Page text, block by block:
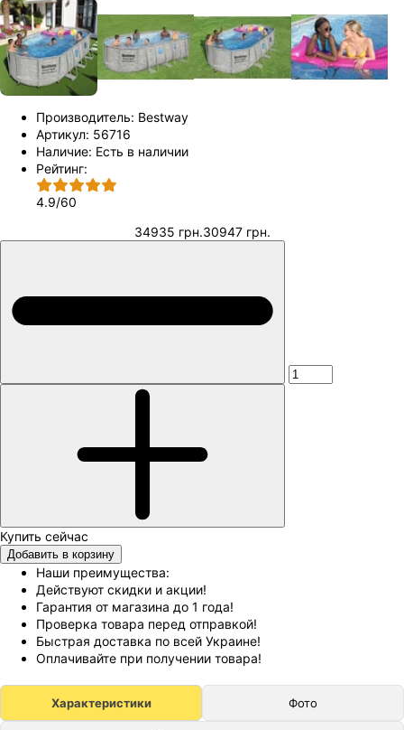
Производитель: Bestway
Артикул: 56716
Наличие: Есть в наличии
Рейтинг:
4.9/60
34935 грн.30947 грн.
Добавить в корзину
Наши преимущества:
Действуют скидки и акции!
Гарантия от магазина до 1 года!
Проверка товара перед отправкой!
Быстрая доставка по всей Украине!
Оплачивайте при получении товара!
Характеристики Фото